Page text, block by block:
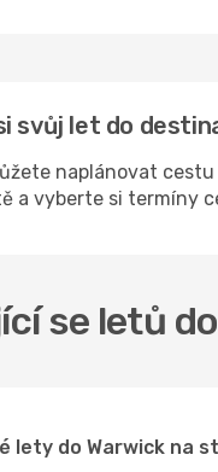
svůj let do
naplánovat
a vyberte si termíny
se letů
lety do Warwick na